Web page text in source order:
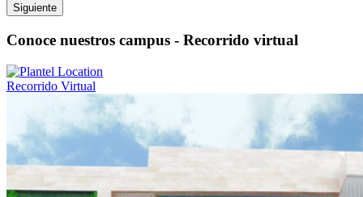
Siguiente
Conoce nuestros campus - Recorrido virtual
Recorrido Virtual